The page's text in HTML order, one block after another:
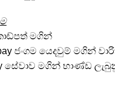
මගින්
ජංගම යෙදවුම් මගින්
සේවාව මගින් භාණ්ඩ